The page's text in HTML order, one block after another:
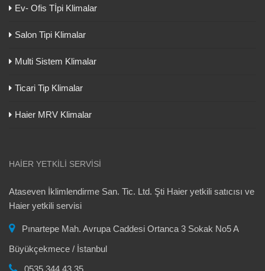
Ev- Ofis Tİpi Klimalar
Salon Tipi Klimalar
Multi Sistem Klimalar
Ticari Tip Klimalar
Haier MRV Klimalar
HAIER YETKILI SERVISI
Ataseven İklimlendirme San. Tic. Ltd. Şti Haier yetkili satıcısı ve
Haier yetkili servisi
Pınartepe Mah. Avrupa Caddesi Ortanca 3 Sokak No5 A
Büyükçekmece / İstanbul
0535 344 43 35